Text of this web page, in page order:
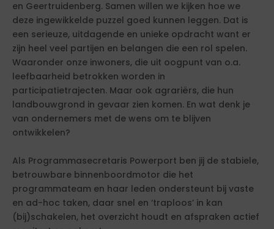
en Geertruidenberg. Samen willen we kijken hoe we
deze ingewikkelde puzzel goed kunnen leggen. Dat is
een serieuze, uitdagende en unieke opdracht want er
zijn heel veel partijen en belangen die een rol spelen.
Waaronder onze inwoners, die uit oogpunt van o.a.
leefbaarheid betrokken worden in
participatietrajecten. Maar ook agrariërs, die hun
landbouwgrond in gevaar zien komen. En wat denk je
van ondernemers met de wens om te blijven
ontwikkelen?
Als Programmasecretaris Powerport ben jij de stabiele,
betrouwbare binnenboordmotor die het
programmateam en haar leden ondersteunt bij vaste
en ad-hoc taken, daar snel en ‘traploos’ in kan
(bij)schakelen, het overzicht houdt en afspraken actief